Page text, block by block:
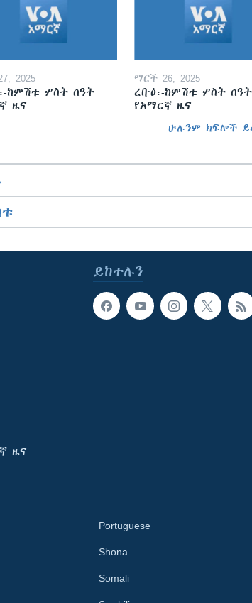
2025
ከምሽቱ ሦስት ሰዓት
ዜና
ማርች 26, 2025
ረቡዕ፡-ከምሽቱ ሦስት ሰዓት
የአማርኛ ዜና
ሁሉንም ክፍሎች
ይከተሉን
ዜና
Portuguese
Shona
Somali